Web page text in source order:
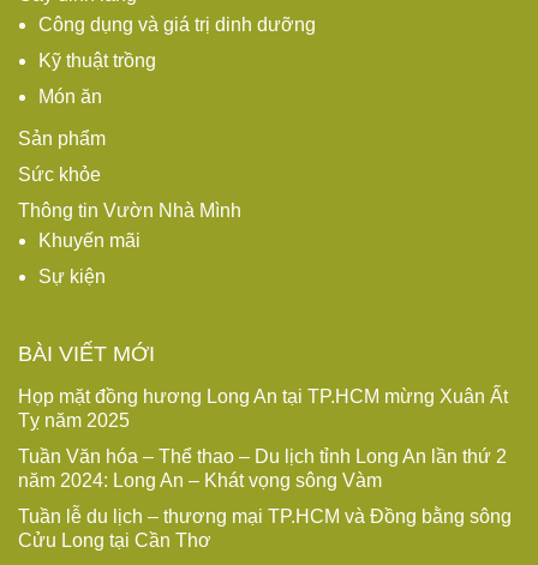
Công dụng và giá trị dinh dưỡng
Kỹ thuật trồng
Món ăn
Sản phẩm
Sức khỏe
Thông tin Vườn Nhà Mình
Khuyến mãi
Sự kiện
BÀI VIẾT MỚI
Họp mặt đồng hương Long An tại TP.HCM mừng Xuân Ất
Tỵ năm 2025
Tuần Văn hóa – Thể thao – Du lịch tỉnh Long An lần thứ 2
năm 2024: Long An – Khát vọng sông Vàm
Tuần lễ du lịch – thương mại TP.HCM và Đồng bằng sông
Cửu Long tại Cần Thơ